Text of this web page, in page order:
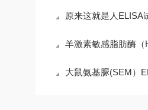
原来这就是人ELISA试剂盒使用时
羊激素敏感脂肪酶（HSL）ELISA试
大鼠氨基脲(SEM）ELISA试剂